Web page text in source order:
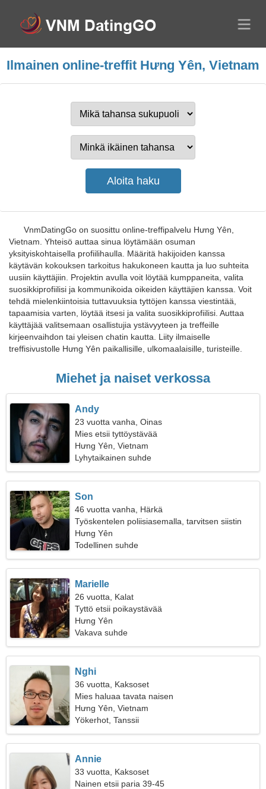
Ilmainen online-treffit Hưng Yên, Vietnam
VnmDatingGo on suosittu online-treffipalvelu Hưng Yên,
Vietnam. Yhteisö auttaa sinua löytämään osuman
yksityiskohtaisella profiilihaulla. Määritä hakijoiden kanssa
käytävän kokouksen tarkoitus hakukoneen kautta ja luo suhteita
uusiin käyttäjiin. Projektin avulla voit löytää kumppaneita, valita
suosikkiprofiilisi ja kommunikoida oikeiden käyttäjien kanssa. Voit
tehdä mielenkiintoisia tuttavuuksia tyttöjen kanssa viestintää,
tapaamisia varten, löytää itsesi ja valita suosikkiprofiilisi. Auttaa
käyttäjää valitsemaan osallistujia ystävyyteen ja treffeille
kirjeenvaihdon tai yleisen chatin kautta. Liity ilmaiselle
treffisivustolle Hưng Yên paikallisille, ulkomaalaisille, turisteille.
Miehet ja naiset verkossa
Andy
23 vuotta vanha, Oinas
Mies etsii tyttöystävää
Hưng Yên, Vietnam
Lyhytaikainen suhde
Son
46 vuotta vanha, Härkä
Työskentelen poliisiasemalla, tarvitsen siistin
naisen
Hưng Yên
Todellinen suhde
Marielle
26 vuotta, Kalat
Tyttö etsii poikaystävää
Hưng Yên
Vakava suhde
Nghi
36 vuotta, Kaksoset
Mies haluaa tavata naisen
Hưng Yên, Vietnam
Yökerhot, Tanssii
Annie
33 vuotta, Kaksoset
Nainen etsii paria 39-45